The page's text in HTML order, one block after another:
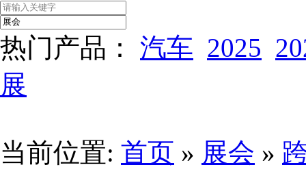
热门产品： 汽车 2025
展
当前位置: 首页 » 展会 »